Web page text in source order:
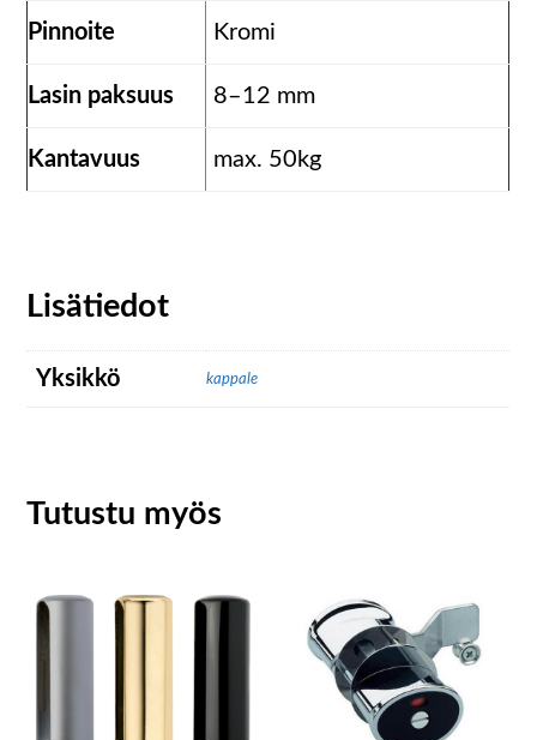
Pinnoite Kromi
Lasin paksuus 8–12 mm
Kantavuus max. 50kg
Lisätiedot
Yksikkö kappale
Tutustu myös